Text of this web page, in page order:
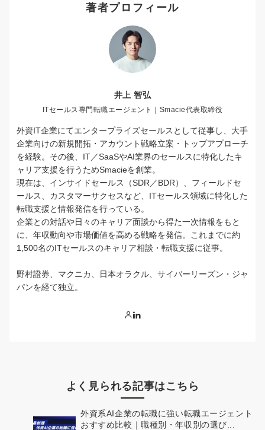
著者プロフィール
井上 智弘
ITセールス専門転職エージェント｜Smacie代表取締役
外資IT企業にてエンタープライズセールスとして従事し、大手
企業向けの新規開拓・アカウント戦略立案・トップアプローチ
を経験。その後、IT／SaaSやAI業界のセールスに特化したキ
ャリア支援を行うためSmacieを創業。
現在は、インサイドセールス（SDR／BDR）、フィールドセ
ールス、カスタマーサクセスなど、ITセールス領域に特化した
転職支援と情報発信を行っている。
企業との対話や日々のキャリア面談から得た一次情報をもと
に、年収動向や市場価値を高める戦略を発信。これまでに約
1,500名のITセールスのキャリア相談・転職支援に従事。
野村證券、マクニカ、日本オラクル、サイバーリーズン・ジャ
パンを経て独立。
よく見られる記事はこちら
外資系AI企業の転職に強い転職エージェント
おすすめ比較｜職種別・年収別の選び...